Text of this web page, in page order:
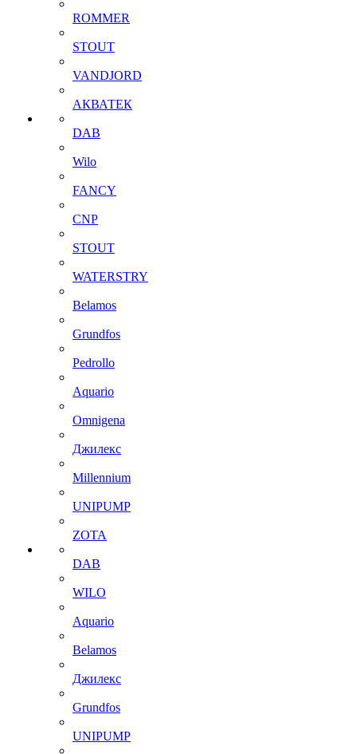
ROMMER
STOUT
VANDJORD
АКВАТЕК
DAB
Wilo
FANCY
CNP
STOUT
WATERSTRY
Belamos
Grundfos
Pedrollo
Aquario
Omnigena
Джилекс
Millennium
UNIPUMP
ZOTA
DAB
WILO
Aquario
Belamos
Джилекс
Grundfos
UNIPUMP